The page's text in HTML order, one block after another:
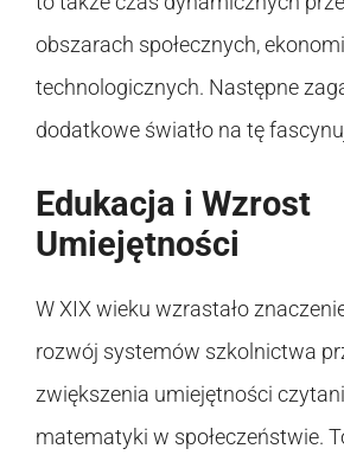
obszarach społecznych,
technologicznych. Następne
dodatkowe światło na tę
Edukacja i Wzrost
Umiejętności
W XIX wieku wzrastało
rozwój systemów szkolnictwa
zwiększenia umiejętności
matematyki w społeczeństwie.